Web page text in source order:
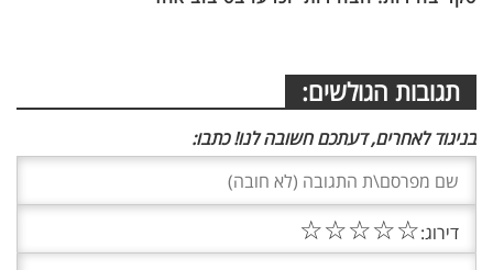
תגובות הגולשים:
בניגוד לאחרים, דעתכם חשובה לנו! כתבו:
דירוג:☆
☆
☆
☆
☆